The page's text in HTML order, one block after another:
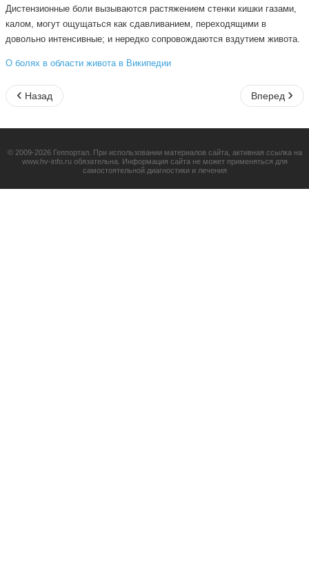
Дистензионные боли вызываются растяжением стенки кишки газами,
калом, могут ощущаться как сдавливанием, переходящими в
довольно интенсивные; и нередко сопровождаются вздутием живота.
О болях в области живота в Википедии
Назад Вперед
© 2009-2026 Геппортал. При использовании материалов сайта, активная ссылка на
www.hv-info.ru обязательна. Информация сайта не может применяться для
самостоятельной диагностики и лечения